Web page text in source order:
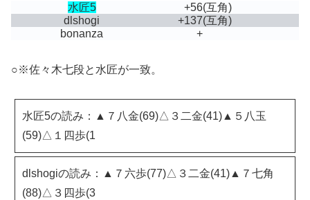
水匠5 +56(互角)
dlshogi
+137(互角)
bonanza
+
○※佐々木七段と水匠が一致。
水匠5の読み：▲７八金(69)△３二金(41)▲５八玉
(59)△１四歩(1
dlshogiの読み：▲７六歩(77)△３二金(41)▲７七角
(88)△３四歩(3